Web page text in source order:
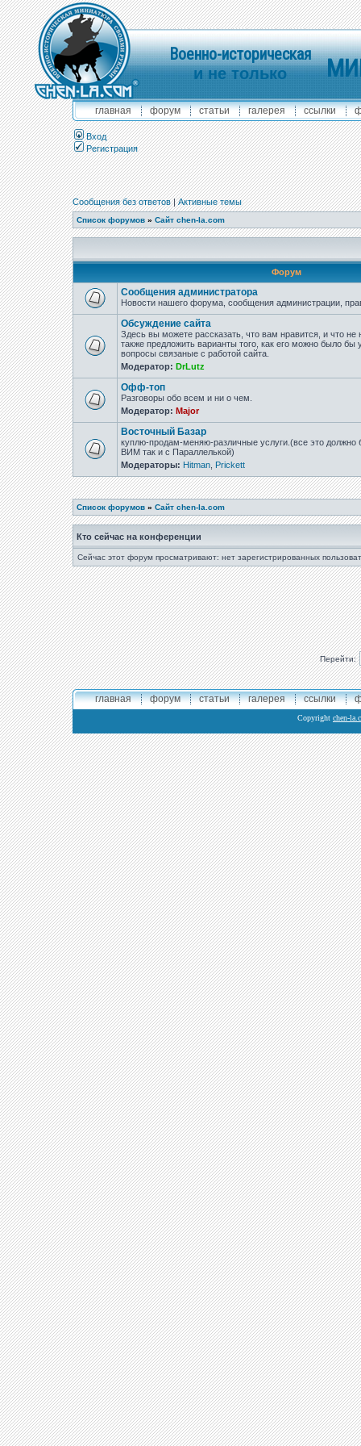
Военно-историческая
и не только
главная форум статьи галерея ссылки
Вход
Регистрация
Сообщения без ответов|Активные темы
Список форумов » Сайт chen-la.com
Форум
Сообщения администратора
Новости нашего форума, сообщения администрации,
Обсуждение сайта
Здесь вы можете рассказать, что вам нравится, и что не
также предложить варианты того, как его можно было бы
вопросы связаные с работой сайта.
Модератор: DrLutz
Офф-топ
Разговоры обо всем и ни о чем.
Модератор: Major
Восточный Базар
куплю-продам-меняю-различные услуги.(все это должно
ВИМ так и с Параллелькой)
Модераторы: Hitman Prickett
Список форумов » Сайт chen-la.com
Кто сейчас на конференции
Сейчас этот форум просматривают: нет зарегистрированных
Перейти:
главная форум статьи галерея ссылки
Copyright chen-